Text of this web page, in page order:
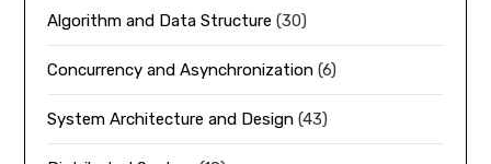
Algorithm and Data Structure (30)
Concurrency and Asynchronization (6)
System Architecture and Design (43)